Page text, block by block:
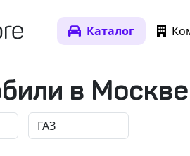
Каталог
в Москве